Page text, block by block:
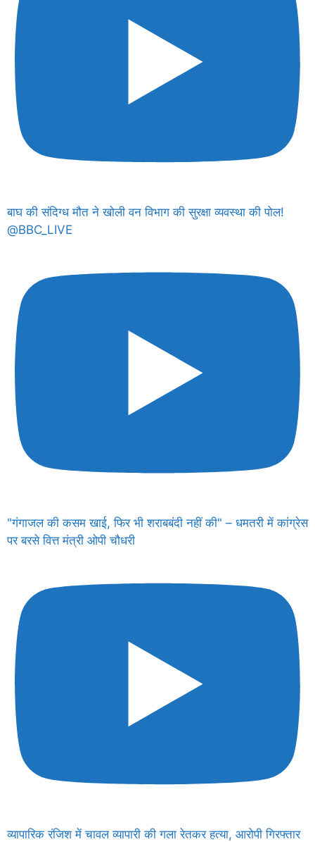
बाघ की संदिग्ध मौत ने खोली वन विभाग की सुरक्षा व्यवस्था की पोल!
@BBC_LIVE
"गंगाजल की कसम खाई, फिर भी शराबबंदी नहीं की" – धमतरी में कांग्रेस
पर बरसे वित्त मंत्री ओपी चौधरी
व्यापारिक रंजिश में चावल व्यापारी की गला रेतकर हत्या, आरोपी गिरफ्तार